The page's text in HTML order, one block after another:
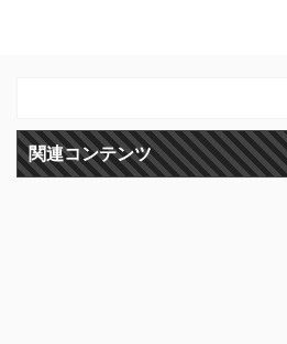
関連コンテンツ